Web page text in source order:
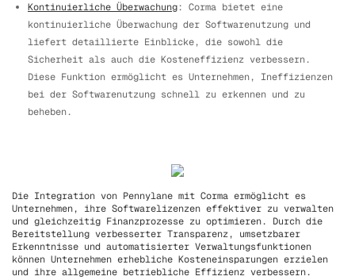
Kontinuierliche Überwachung: Corma bietet eine
kontinuierliche Überwachung der Softwarenutzung und
liefert detaillierte Einblicke, die sowohl die
Sicherheit als auch die Kosteneffizienz verbessern.
Diese Funktion ermöglicht es Unternehmen, Ineffizienzen
bei der Softwarenutzung schnell zu erkennen und zu
beheben.
Die Integration von Pennylane mit Corma ermöglicht es
Unternehmen, ihre Softwarelizenzen effektiver zu verwalten
und gleichzeitig Finanzprozesse zu optimieren. Durch die
Bereitstellung verbesserter Transparenz, umsetzbarer
Erkenntnisse und automatisierter Verwaltungsfunktionen
können Unternehmen erhebliche Kosteneinsparungen erzielen
und ihre allgemeine betriebliche Effizienz verbessern.